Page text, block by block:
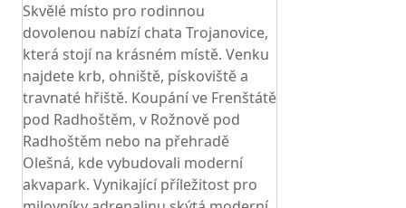
Skvělé místo pro rodinnou
dovolenou nabízí chata Trojanovice,
která stojí na krásném místě. Venku
najdete krb, ohniště, pískoviště a
travnaté hřiště. Koupání ve Frenštátě
pod Radhoštěm, v Rožnově pod
Radhoštěm nebo na přehradě
Olešná, kde vybudovali moderní
akvapark. Vynikající příležitost pro